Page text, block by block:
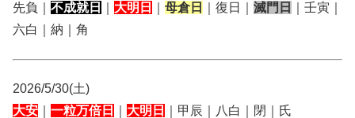
先負｜ 不成就日 大明日 母倉日 ｜復日｜ 滅門日
｜壬寅｜
六白｜納｜角
2026/5/30(土)
大安
一粒万倍日 大明日 ｜甲辰｜八白｜閉｜氏